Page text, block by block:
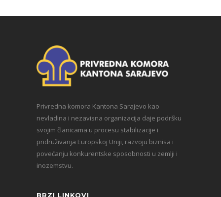
Privredna komora Kantona Sarajevo kao
nevladina i nezavisna organizacija daje podršku
svojim članicama u procesu stabilizacije i
pridruživanja Europskoj Uniji, razvoju biznisa i
povećanju konkurentske sposobnosti u zemlji i
inozemstvu.
BRZI LINKOVI